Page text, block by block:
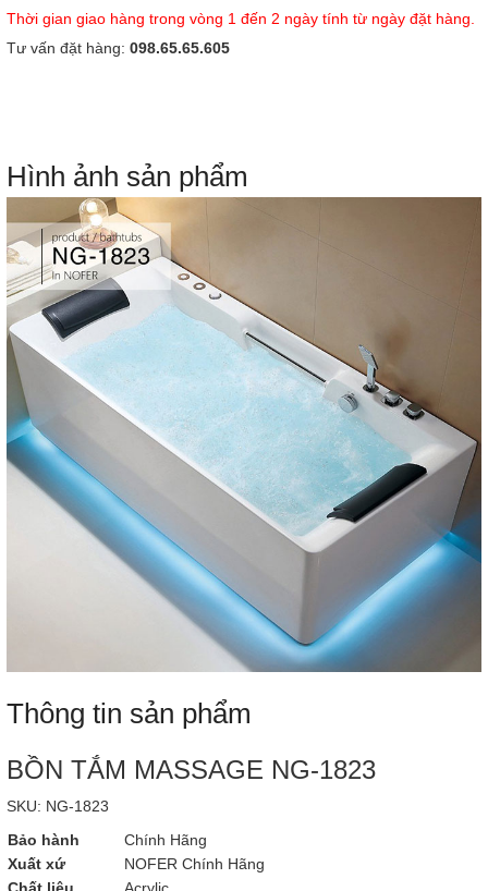
Thời gian giao hàng trong vòng 1 đến 2 ngày tính từ ngày đặt hàng.
Tư vấn đặt hàng: 098.65.65.605
Hình ảnh sản phẩm
Thông tin sản phẩm
BỒN TẮM MASSAGE NG-1823
SKU: NG-1823
Bảo hành
Chính Hãng
Xuất xứ
NOFER Chính Hãng